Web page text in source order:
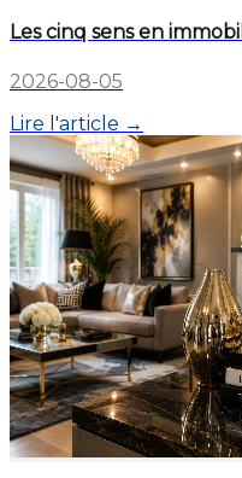
Les cinq sens en
2026-08-05
Lire l'article →